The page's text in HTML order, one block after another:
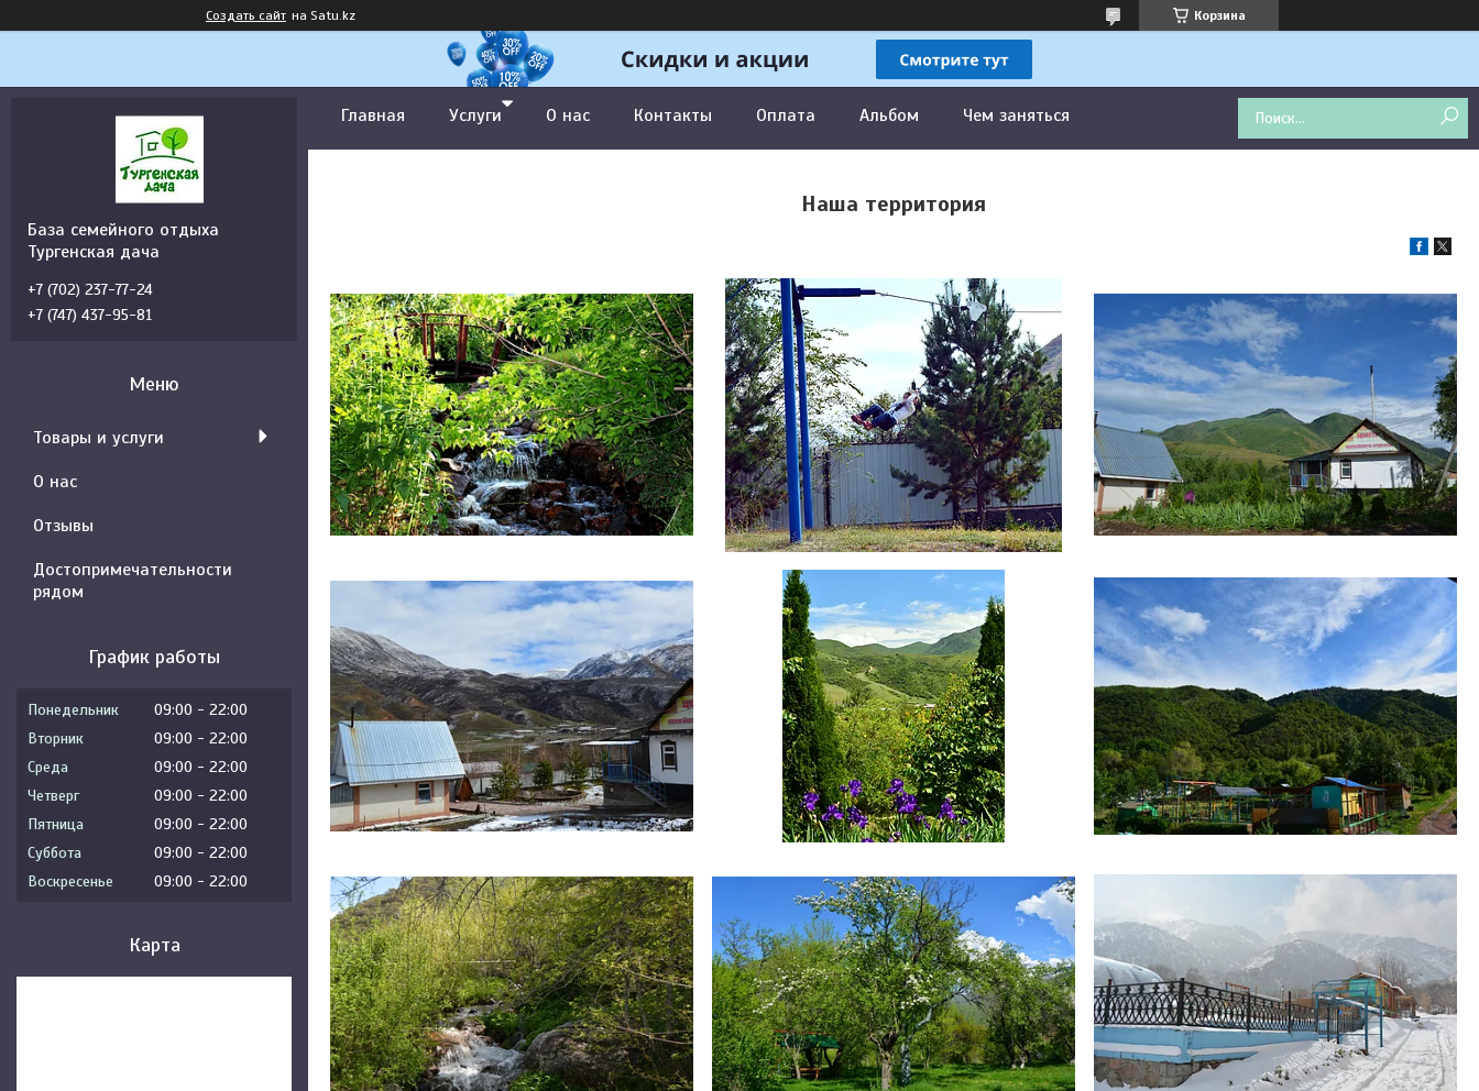
Создать сайт на Satu.kz Корзина
Главная Услуги О нас Контакты Оплата Альбом Чем заняться
Наша территория
База семейного отдыха
Тургенская дача
+7 (702) 237-77-24
+7 (747) 437-95-81
Товары и услуги
О нас
Отзывы
Достопримечательности
рядом
График работы
Понедельник 09:00
22:00
Вторник
09:00
22:00
Среда
09:00
22:00
Четверг
09:00
22:00
Пятница
09:00
22:00
Суббота
09:00
22:00
Воскресенье
09:00 22:00
Карта